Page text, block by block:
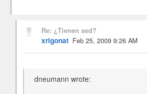
Re: ¿Tienen sed?
xrigonat Feb 25, 2009 9:26 AM
dneumann wrote: